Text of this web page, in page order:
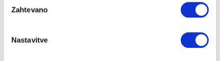
soglasja
Zahtevano
Nastavitve